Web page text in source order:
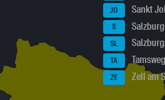
JO Sankt
S
SL
TA Tamsweg
ZE Zell am